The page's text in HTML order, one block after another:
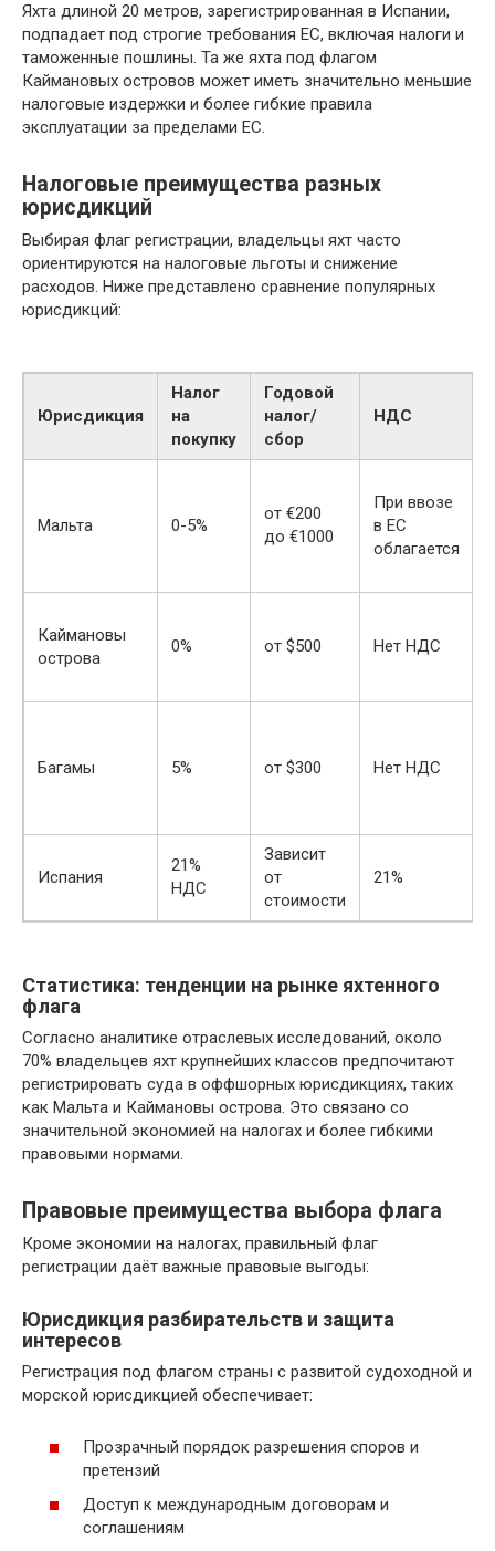
Яхта длиной 20 метров, зарегистрированная в Испании,
подпадает под строгие требования ЕС, включая налоги и
таможенные пошлины. Та же яхта под флагом
Каймановых островов может иметь значительно меньшие
налоговые издержки и более гибкие правила
эксплуатации за пределами ЕС.
Налоговые преимущества разных
юрисдикций
Выбирая флаг регистрации, владельцы яхт часто
ориентируются на налоговые льготы и снижение
расходов. Ниже представлено сравнение популярных
юрисдикций:
Юрисдикция
Налог
на
покупку
Годовой
налог/
сбор
НДС
Мальта 0-5%
от €200
до €1000
При ввозе
в ЕС
облагается
Каймановы
острова
0% от $500 Нет НДС
Багамы 5% от $300 Нет НДС
Испания
21%
НДС
Зависит
от
стоимости
21%
Статистика: тенденции на рынке яхтенного
флага
Согласно аналитике отраслевых исследований, около
70% владельцев яхт крупнейших классов предпочитают
регистрировать суда в оффшорных юрисдикциях, таких
как Мальта и Каймановы острова. Это связано со
значительной экономией на налогах и более гибкими
правовыми нормами.
Правовые преимущества выбора флага
Кроме экономии на налогах, правильный флаг
регистрации даёт важные правовые выгоды:
Юрисдикция разбирательств и защита
интересов
Регистрация под флагом страны с развитой судоходной и
морской юрисдикцией обеспечивает:
Прозрачный порядок разрешения споров и
претензий
Доступ к международным договорам и
соглашениям